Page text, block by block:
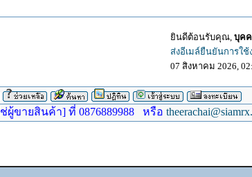
ยินดีต้อนรับคุณ, บุค
ส่งอีเมล์ยืนยันการใช้
07 สิงหาคม 2026,
ผู้ขายสินค้า] ที่ 0876889988 หรือ